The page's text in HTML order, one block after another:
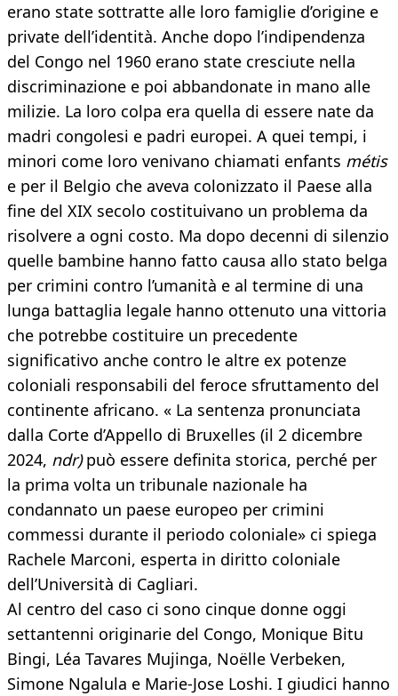
erano state sottratte alle loro famiglie d’origine e
private dell’identità. Anche dopo l’indipendenza
del Congo nel 1960 erano state cresciute nella
discriminazione e poi abbandonate in mano alle
milizie. La loro colpa era quella di essere nate da
madri congolesi e padri europei. A quei tempi, i
minori come loro venivano chiamati enfants métis
e per il Belgio che aveva colonizzato il Paese alla
fine del XIX secolo costituivano un problema da
risolvere a ogni costo. Ma dopo decenni di silenzio
quelle bambine hanno fatto causa allo stato belga
per crimini contro l’umanità e al termine di una
lunga battaglia legale hanno ottenuto una vittoria
che potrebbe costituire un precedente
significativo anche contro le altre ex potenze
coloniali responsabili del feroce sfruttamento del
continente africano. « La sentenza pronunciata
dalla Corte d’Appello di Bruxelles (il 2 dicembre
2024, ndr)può essere definita storica, perché per
la prima volta un tribunale nazionale ha
condannato un paese europeo per crimini
commessi durante il periodo coloniale» ci spiega
Rachele Marconi, esperta in diritto coloniale
dell’Università di Cagliari.
Al centro del caso ci sono cinque donne oggi
settantenni originarie del Congo, Monique Bitu
Bingi, Léa Tavares Mujinga, Noëlle Verbeken,
Simone Ngalula e Marie-Jose Loshi. I giudici hanno